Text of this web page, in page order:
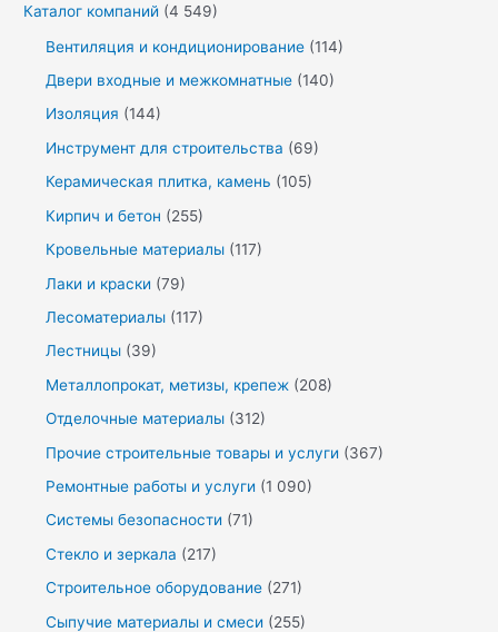
Каталог компаний (4 549)
Вентиляция и кондиционирование (114)
Двери входные и межкомнатные (140)
Изоляция (144)
Инструмент для строительства (69)
Керамическая плитка, камень (105)
Кирпич и бетон (255)
Кровельные материалы (117)
Лаки и краски (79)
Лесоматериалы (117)
Лестницы (39)
Металлопрокат, метизы, крепеж (208)
Отделочные материалы (312)
Прочие строительные товары и услуги (367)
Ремонтные работы и услуги (1 090)
Системы безопасности (71)
Стекло и зеркала (217)
Строительное оборудование (271)
Сыпучие материалы и смеси (255)